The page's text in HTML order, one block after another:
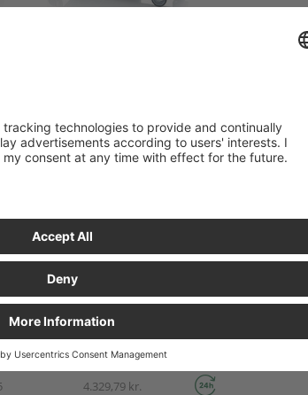
pr.
Pris pr. stk.
Klar til forsendelse om
4.017,10 kr.
3.993,40 kr.
5 4.116,89 kr.
4.329,79 kr.